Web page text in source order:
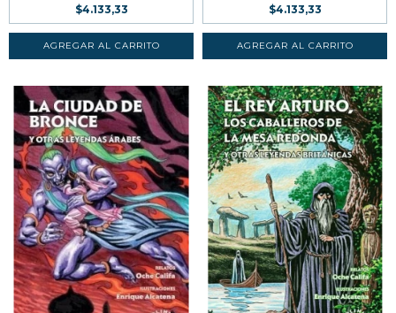
$4.133,33
$4.133,33